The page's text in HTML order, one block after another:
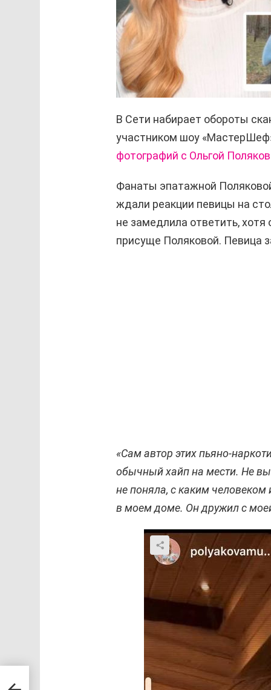
В Сети набирает обороты
участником шоу
фотографий с Ольгой
Фанаты эпатажной
ждали реакции певицы на
не замедлила ответить, хотя
присуще Поляковой. Певица
«Сам автор этих пьяно-
обычный хайп на мести. Не
не поняла, с каким
в моем доме. Он дружил с